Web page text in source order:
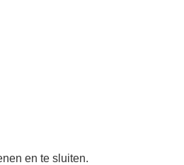
en te sluiten.